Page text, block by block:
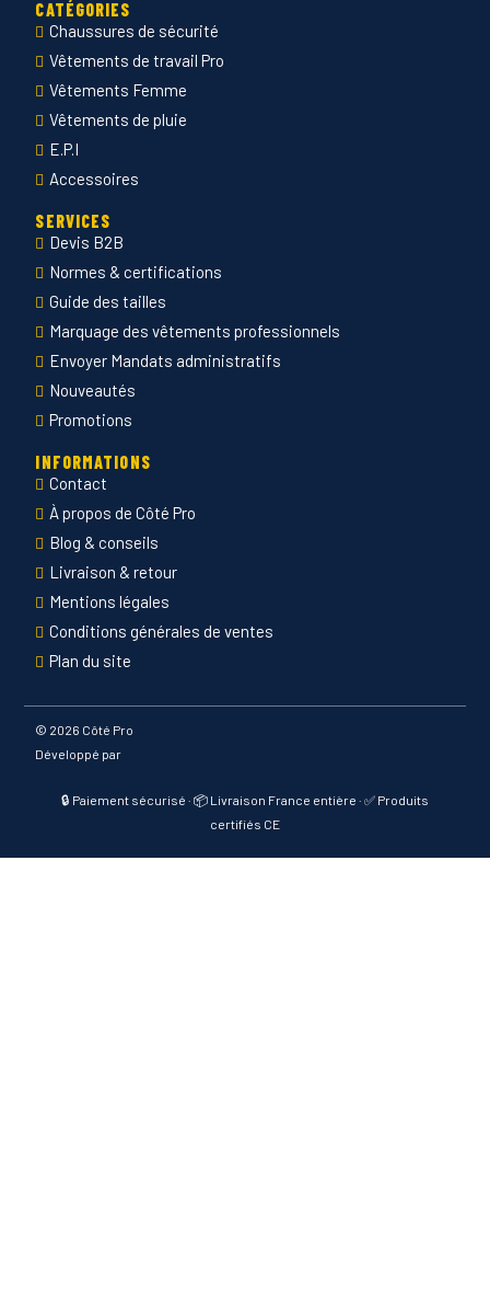
CATÉGORIES
Chaussures de sécurité
Vêtements de travail Pro
Vêtements Femme
Vêtements de pluie
E.P.I
Accessoires
SERVICES
Devis B2B
Normes & certifications
Guide des tailles
Marquage des vêtements professionnels
Envoyer Mandats administratifs
Nouveautés
Promotions
INFORMATIONS
Contact
À propos de Côté Pro
Blog & conseils
Livraison & retour
Mentions légales
Conditions générales de ventes
Plan du site
© 2026 Côté Pro
Développé par
🔒 Paiement sécurisé · 📦 Livraison France entière · ✅ Produits
certifiés CE